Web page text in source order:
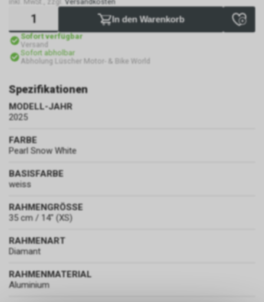
In den Warenkorb
Sofort verfügbar
Versand
Sofort abholbar
Abholung Lüscher Motor- & Bike World
Spezifikationen
MODELL-JAHR
2025
FARBE
Pearl Snow White
BASISFARBE
weiss
RAHMENGRÖSSE
35 cm / 14" (XS)
RAHMENART
Diamant
RAHMENMATERIAL
Aluminium